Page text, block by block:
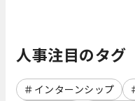
人事注目のタグ
インターンシップ